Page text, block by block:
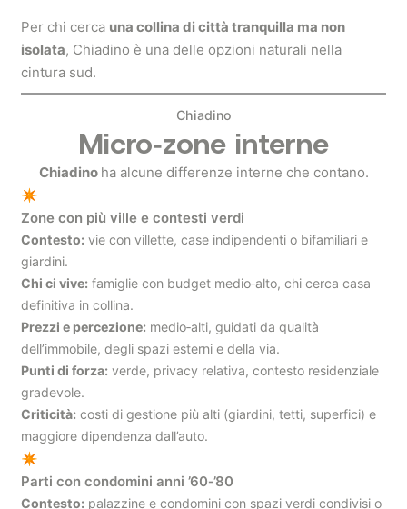
Per chi cerca una collina di città tranquilla ma non
isolata, Chiadino è una delle opzioni naturali nella
cintura sud.
Chiadino
Micro‑zone interne
Chiadino ha alcune differenze interne che contano.
✴
Zone con più ville e contesti verdi
Contesto: vie con villette, case indipendenti o bifamiliari e
giardini.
Chi ci vive: famiglie con budget medio‑alto, chi cerca casa
definitiva in collina.
Prezzi e percezione: medio‑alti, guidati da qualità
dell’immobile, degli spazi esterni e della via.
Punti di forza: verde, privacy relativa, contesto residenziale
gradevole.
Criticità: costi di gestione più alti (giardini, tetti, superfici) e
maggiore dipendenza dall’auto.
✴
Parti con condomini anni ’60‑’80
Contesto: palazzine e condomini con spazi verdi condivisi o